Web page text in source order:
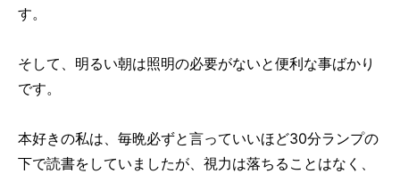
す。
そして、明るい朝は照明の必要がないと便利な事ばかり
です。
本好きの私は、毎晩必ずと言っていいほど30分ランプの
下で読書をしていましたが、視力は落ちることはなく、